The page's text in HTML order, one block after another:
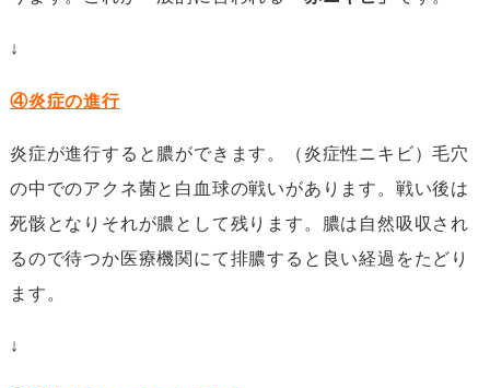
↓
④炎症の進行
炎症が進行すると膿ができます。（炎症性ニキビ）毛穴
の中でのアクネ菌と白血球の戦いがあります。戦い後は
死骸となりそれが膿として残ります。膿は自然吸収され
るので待つか医療機関にて排膿すると良い経過をたどり
ます。
↓